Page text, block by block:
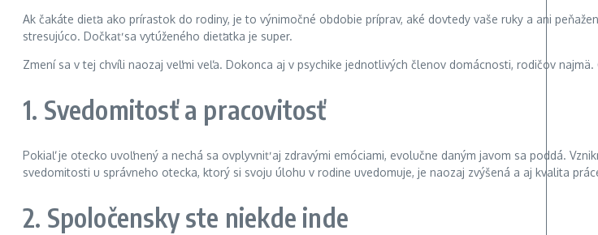
Ak čakáte dieťa ako prírastok do rodiny, je to výnimočné obdobie príprav, aké dovtedy vaše ruky a ani
stresujúco. Dočkať sa vytúženého dieťatka je super.
Zmení sa v tej chvíli naozaj veľmi veľa. Dokonca aj v psychike jednotlivých členov domácnosti, rodičov
1. Svedomitosť a pracovitosť
Pokiaľ je otecko uvoľnený a nechá sa ovplyvniť aj zdravými emóciami, evolučne daným javom sa poddá.
svedomitosti u správneho otecka, ktorý si svoju úlohu v rodine uvedomuje, je naozaj zvýšená a aj kvalita
2. Spoločensky ste niekde inde